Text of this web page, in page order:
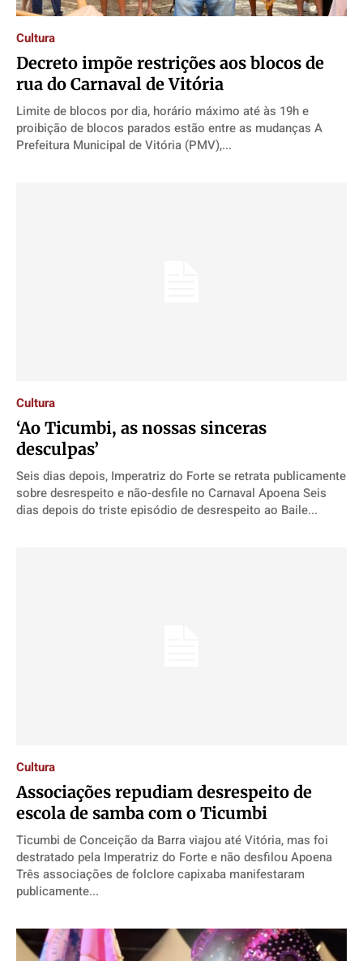
Cidades
Direitos
Economia
Cultura
Colunas
Caetano Roque
Privacidade
Cidades
Direitos
Economia
Cultura
Colunas
Caetano Roque
Privacidade
Cidades
Direitos
Economia
Cultura
Colunas
Caetano Roque
Privacidade
Cidades
Direitos
Economia
Cultura
Colunas
Caetano Roque
Privacidade
Cultura
Decreto impõe restrições aos blocos de
rua do Carnaval de Vitória
Limite de blocos por dia, horário máximo até às 19h e
proibição de blocos parados estão entre as mudanças A
Prefeitura Municipal de Vitória (PMV),...
Cultura
‘Ao Ticumbi, as nossas sinceras
desculpas’
Seis dias depois, Imperatriz do Forte se retrata publicamente
sobre desrespeito e não-desfile no Carnaval Apoena Seis
dias depois do triste episódio de desrespeito ao Baile...
Cultura
Associações repudiam desrespeito de
escola de samba com o Ticumbi
Ticumbi de Conceição da Barra viajou até Vitória, mas foi
destratado pela Imperatriz do Forte e não desfilou Apoena
Três associações de folclore capixaba manifestaram
publicamente...